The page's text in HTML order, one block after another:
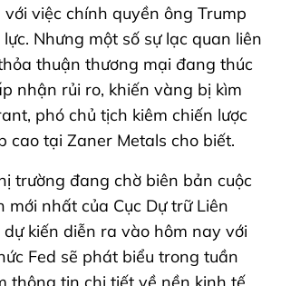
việc chính quyền ông Trump
Nhưng một số sự lạc quan liên
thuận thương mại đang thúc
nhận rủi ro, khiến vàng bị kìm
phó chủ tịch kiêm chiến lược
cao tại Zaner Metals cho biết.
trường đang chờ biên bản cuộc
mới nhất của Cục Dự trữ Liên
kiến ​​diễn ra vào hôm nay với
Fed sẽ phát biểu trong tuần